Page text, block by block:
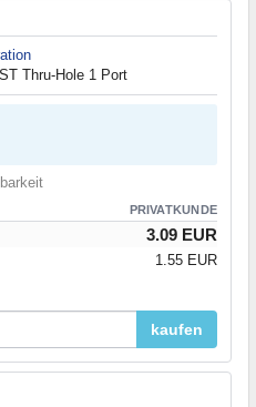
Thru-Hole 1 Port
PRIVATKUNDE
3.09 EUR
1.55 EUR
kaufen